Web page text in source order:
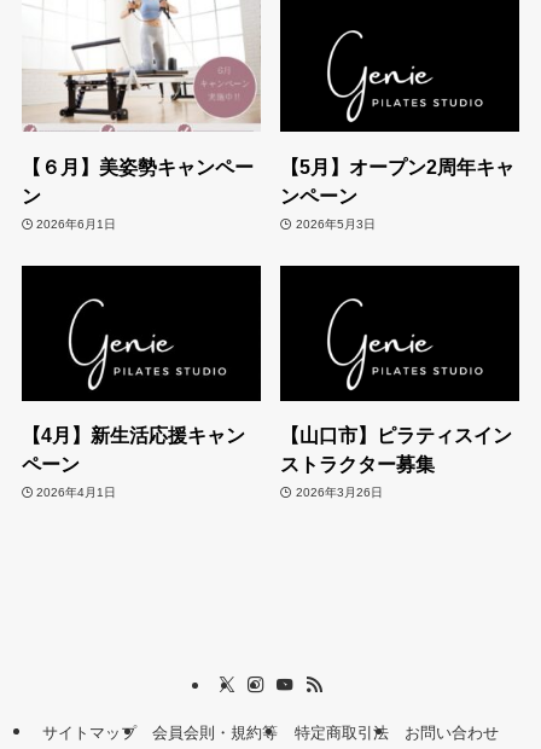
【６月】美姿勢キャンペー
ン
2026年6月1日
【5月】オープン2周年キャ
ンペーン
2026年5月3日
【4月】新生活応援キャン
ペーン
2026年4月1日
【山口市】ピラティスイン
ストラクター募集
2026年3月26日
サイトマップ 会員会則・規約等 特定商取引法 お問い合わせ